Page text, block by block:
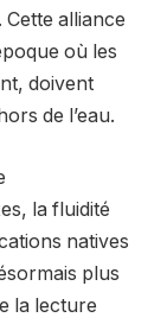
alliance
où les
doivent
de l’eau.
la fluidité
natives
plus
la lecture